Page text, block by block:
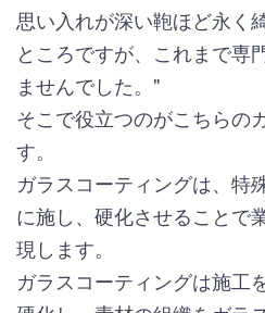
思い入れが深い鞄ほど永く
ところですが、これまで専
ませんでした。"
そこで役立つのがこちらの
す。
ガラスコーティングは、特
に施し、硬化させることで
現します。
ガラスコーティングは施工